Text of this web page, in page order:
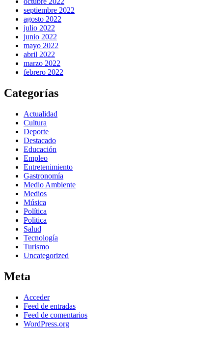
septiembre 2022
agosto 2022
julio 2022
junio 2022
mayo 2022
abril 2022
marzo 2022
febrero 2022
Categorías
Actualidad
Cultura
Deporte
Destacado
Educación
Empleo
Entretenimiento
Gastronomía
Medio Ambiente
Medios
Música
Política
Politica
Salud
Tecnología
Turismo
Uncategorized
Meta
Acceder
Feed de entradas
Feed de comentarios
WordPress.org